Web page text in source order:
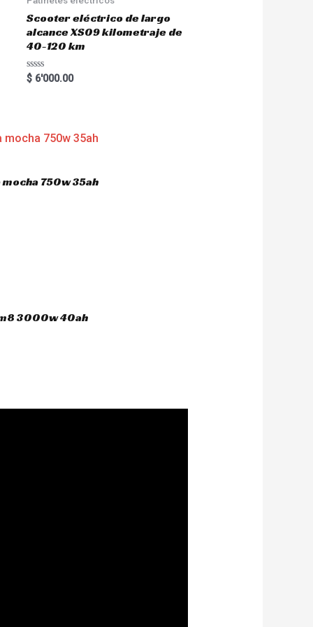
Scooter eléctrico de largo
alcance XS09 kilometraje de
40-120 km
R
a
o
u
5
$6'000.00
750w 35ah
3000w 40ah